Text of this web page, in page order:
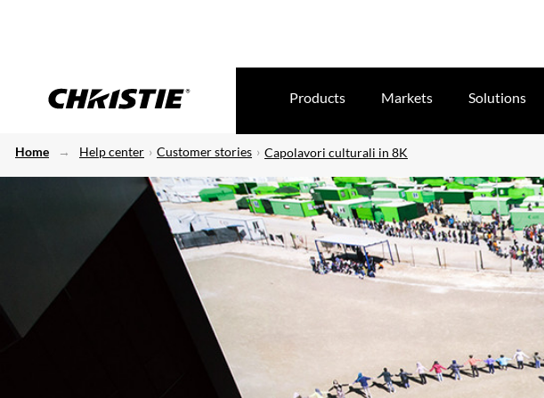
Products Markets Solutions
Home Help center Customer stories Capolavori culturali in 8K